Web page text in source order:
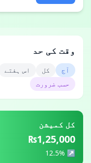
وقت کی حد
آج کل اس ہفتے
حسب ضرورت
کل کمیشن
₨1,25,000
↗ 12.5%